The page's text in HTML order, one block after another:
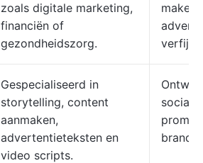
zoals digitale marketing,
financiën of
gezondheidszorg.
maken
Gespecialiseerd in
storytelling, content
aanmaken,
advertentieteksten en
video scripts.
social